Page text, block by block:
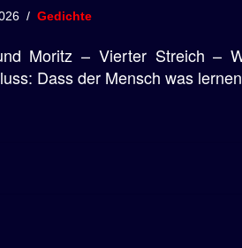
Gedichte
Moritz – Vierter Streich –
Dass der Mensch was